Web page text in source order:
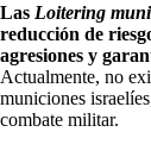
Las Loitering
reducción de
agresiones y
Actualmente, no
municiones
combate militar.